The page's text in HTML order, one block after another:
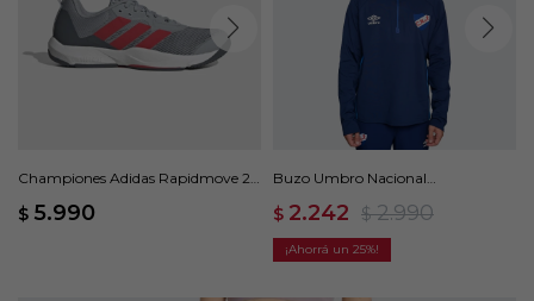
Championes Adidas Rapidmove 2 -
$ 5.990
Buzo Umbro Nacional
$ 2.242 $ 2.990
25